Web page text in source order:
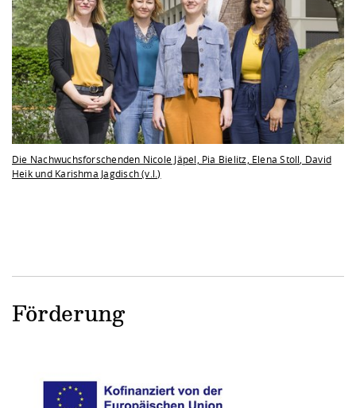
Die Nachwuchsforschenden Nicole Jäpel, Pia Bielitz, Elena Stoll, David
Heik und Karishma Jagdisch (v.l.)
Förderung